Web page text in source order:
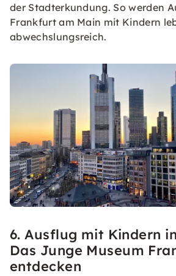
der Stadterkundung. So werden
Frankfurt am Main mit Kindern
abwechslungsreich.
6. Ausflug mit Kindern
Das Junge Museum
entdecken